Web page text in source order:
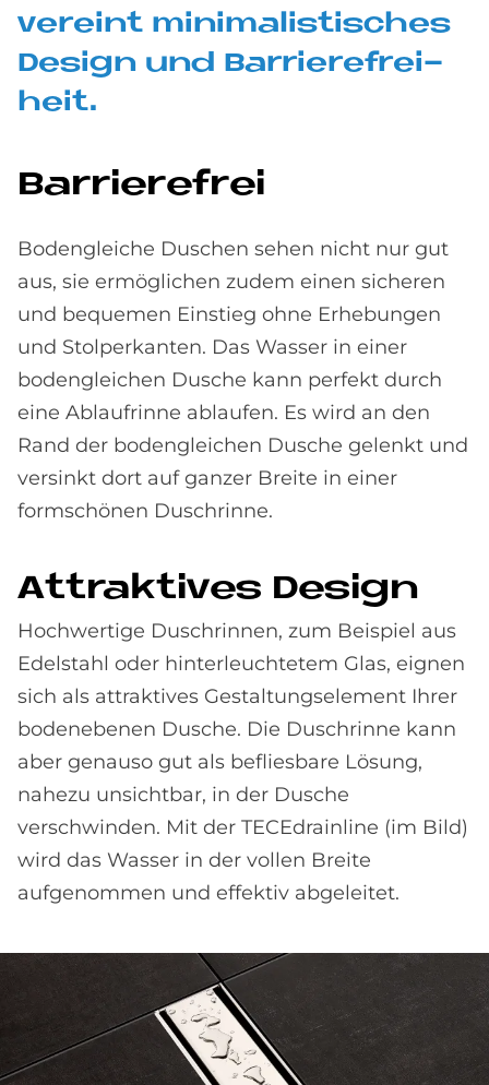
ver­eint mi­ni­ma­li­sti­sches
De­sign und Bar­rie­re­frei­
heit.
Bar­rie­re­frei
Bodengleiche Duschen sehen nicht nur gut
aus, sie ermöglichen zudem einen sicheren
und bequemen Einstieg ohne Erhebungen
und Stolperkanten. Das Wasser in einer
bodengleichen Dusche kann perfekt durch
eine Ablaufrinne ablaufen. Es wird an den
Rand der bodengleichen Dusche gelenkt und
versinkt dort auf ganzer Breite in einer
formschönen Duschrinne.
At­trak­ti­ves De­sign
Hochwertige Duschrinnen, zum Beispiel aus
Edelstahl oder hinterleuchtetem Glas, eignen
sich als attraktives Gestaltungselement Ihrer
bodenebenen Dusche. Die Duschrinne kann
aber genauso gut als befliesbare Lösung,
nahezu unsichtbar, in der Dusche
verschwinden. Mit der TECEdrainline (im Bild)
wird das Wasser in der vollen Breite
aufgenommen und effektiv abgeleitet.